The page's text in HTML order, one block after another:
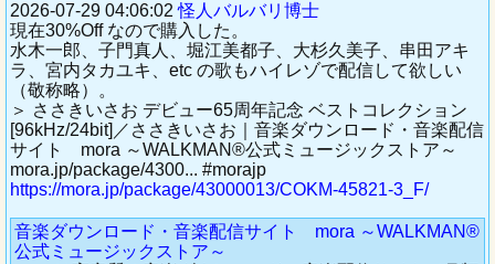
2026-07-29 04:06:02怪人バルバリ博士
現在30%Off なので購入した。
水木一郎、子門真人、堀江美都子、大杉久美子、串田アキ
ラ、宮内タカユキ、etc の歌もハイレゾで配信して欲しい
（敬称略）。
＞ ささきいさお デビュー65周年記念 ベストコレクション
[96kHz/24bit]／ささきいさお｜音楽ダウンロード・音楽配信
サイト mora ～WALKMAN®公式ミュージックストア～
mora.jp/package/4300... #morajp
https://mora.jp/package/43000013/COKM-45821-3_F/
音楽ダウンロード・音楽配信サイト mora ～WALKMAN®
公式ミュージックストア～